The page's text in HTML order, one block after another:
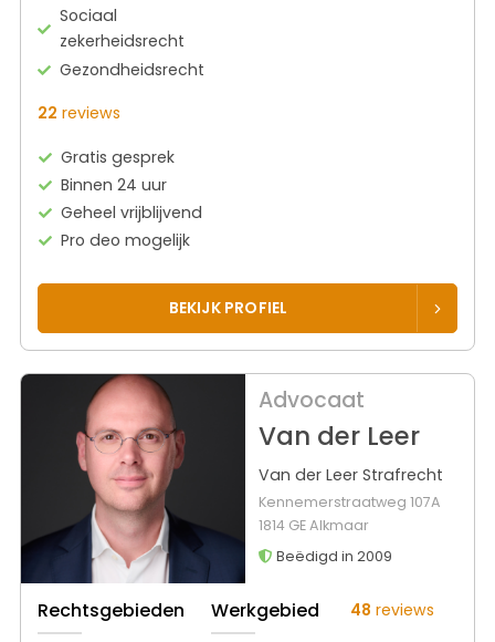
Sociaal
zekerheidsrecht
Gezondheidsrecht
22 reviews
Gratis gesprek
Binnen 24 uur
Geheel vrijblijvend
Pro deo mogelijk
BEKIJK PROFIEL
Advocaat
Van der Leer
Van der Leer Strafrecht
Kennemerstraatweg 107A
1814 GE Alkmaar
Beëdigd in 2009
Rechtsgebieden Werkgebied 48 reviews